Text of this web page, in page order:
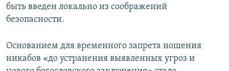
быть введен локально из соображений
безопасности.
Основанием для временного запрета ношения
никабов «до устранения выявленных угроз и